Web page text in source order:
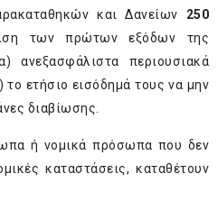
και Δανείων 250
των πρώτων εξόδων της
ανεξασφάλιστα περιουσιακά
το ετήσιο εισόδημά τους να μην
διαβίωσης.
ή νομικά πρόσωπα που δεν
καταστάσεις, καταθέτουν